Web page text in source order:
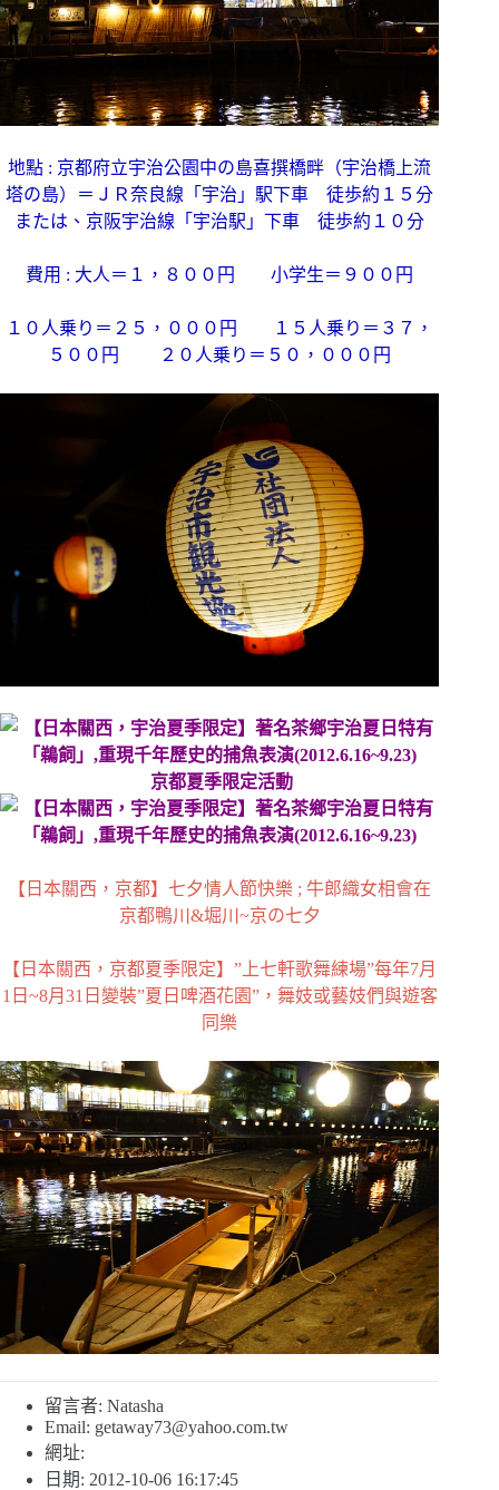
地點 : 京都府立宇治公園中の島喜撰橋畔（宇治橋上流
塔の島）＝ＪＲ奈良線「宇治」駅下車 徒歩約１５分
または、京阪宇治線「宇治駅」下車 徒歩約１０分
費用 : 大人＝１，８００円 小学生＝９００円
１０人乗り＝２５，０００円 １５人乗り＝３７，
５００円 ２０人乗り＝５０，０００円
京都夏季限定活動
【日本關西，京都】七夕情人節快樂 ; 牛郎織女相會在
京都鴨川&堀川~京の七夕
【日本關西，京都夏季限定】”上七軒歌舞練場”每年7月
1日~8月31日變裝”夏日啤酒花園”，舞妓或藝妓們與遊客
同樂
留言者: Natasha
Email: getaway73@yahoo.com.tw
網址:
日期: 2012-10-06 16:17:45